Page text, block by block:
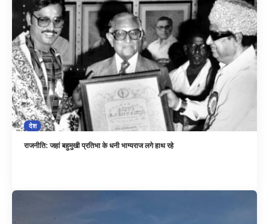
देश
राजनीति: जहां बहुमुखी प्रतिभा के धनी भाग्यराज लगे हाथ रहे